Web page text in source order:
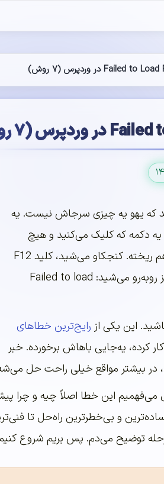
که یهو یه چیزی سرجاش نیست. یه
دکمه که کلیک می‌کنید و هیچ
اتفاقی نمی‌افته. یا کلاً یه بخش از صفحه به‌هم ریخته. کنجکاو می‌شید، کلید F12
رو می‌زنید و توی کنسول مرورگر با یه خط قرمز روبه‌رو می‌شید: Failed to load
این یکی از رایج‌ترین خطاهای
کرده، یه‌جایی باهاش برخورده. خبر
بیشتر مواقع خیلی راحت حل
می‌فهمیم این خطا اصلاً چیه و
و بی‌خطرترین راه‌حل تا
توضیح می‌دم. پس بریم شروع